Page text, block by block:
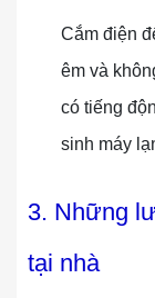
Cắm điện
êm và
có tiếng
sinh máy
3. Những
tại nhà